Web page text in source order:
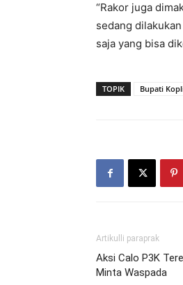
“Rakor juga
sedang
saja yang bisa
TOPIK Bupati
Artikulli paraprak
Aksi Calo P3K
Minta Waspada